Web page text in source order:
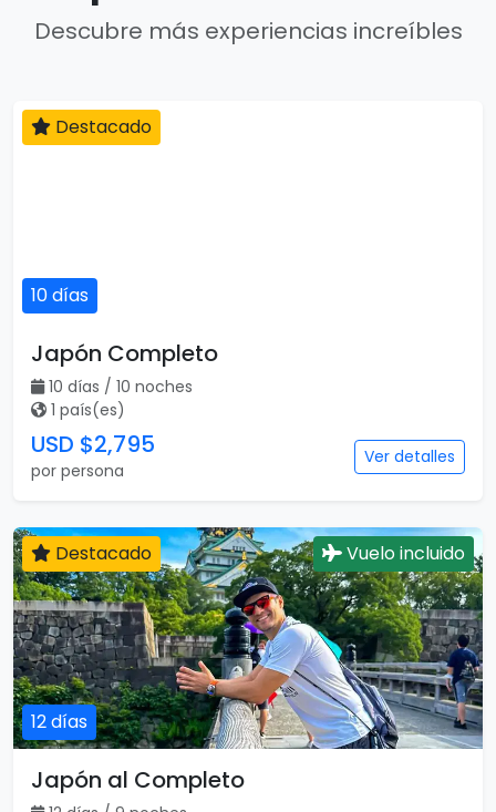
Descubre más experiencias increíbles
10 días
Destacado
Japón Completo
10 días / 10 noches
1 país(es)
USD $2,795
por persona
Ver detalles
12 días
Destacado Vuelo incluido
Japón al Completo